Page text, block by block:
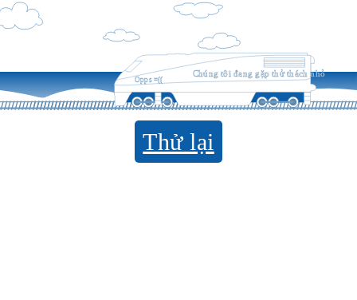
Opps =((
Chúng tôi đang gặp thử thách nhỏ
Thử lại